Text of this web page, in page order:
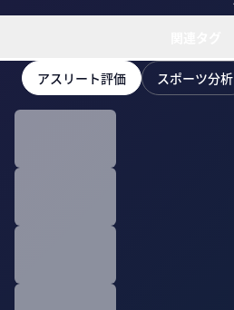
アスリート評価 スポーツ分析